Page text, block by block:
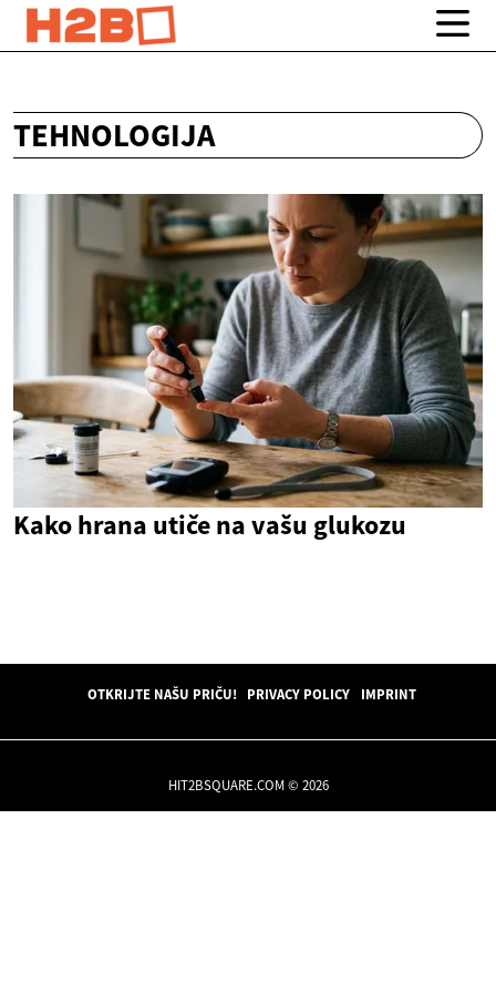
TEHNOLOGIJA
Kako hrana utiče na vašu glukozu
OTKRIJTE NAŠU PRIČU! PRIVACY POLICY IMPRINT
HIT2BSQUARE.COM © 2026